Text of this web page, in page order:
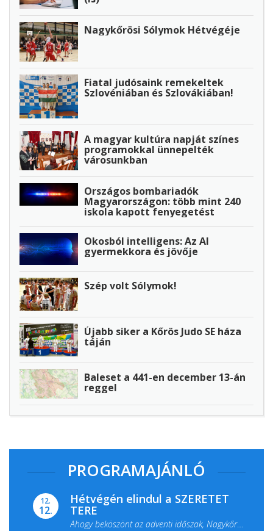
Nagykőrösi Sólymok Hétvégéje
Fiatal judósaink remekeltek
Szlovéniában és Szlovákiában!
A magyar kultúra napját színes
programokkal ünnepelték
városunkban
Országos bombariadók
Magyarországon: több mint 240
iskola kapott fenyegetést
Okosból intelligens: Az AI
gyermekkora és jövője
Szép volt Sólymok!
Újabb siker a Kőrös Judo SE háza
táján
Baleset a 441-en december 13-án
reggel
PROGRAMAJÁNLÓ
12.
12.
Hétvégén elindul a SZERETET
TERE
Ahogy beköszönt az adventi időszak, Nagykőrös